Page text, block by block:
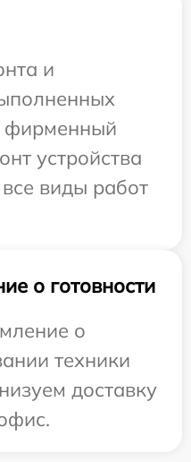
и
фирменный
устройства
виды работ
о готовности
о
техники
доставку